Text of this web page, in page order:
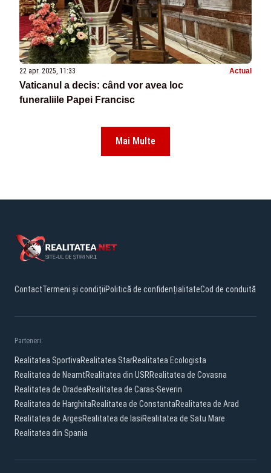
22 apr. 2025, 11:33 Actual
Vaticanul a decis: când vor avea loc
funeraliile Papei Francisc
Mai Multe
ContactTermeni și condițiiPolitică de confidențialitateCod de conduită
Parteneri:
Realitatea SportivaRealitatea StarRealitatea Ecologista
Realitatea de NeamtRealitatea din USRRealitatea de Covasna
Realitatea de OradeaRealitatea de Caras-Severin
Realitatea de HarghitaRealitatea de ConstantaRealitatea de Arad
Realitatea de ArgesRealitatea de IasiRealitatea de Satu Mare
Realitatea din Spania